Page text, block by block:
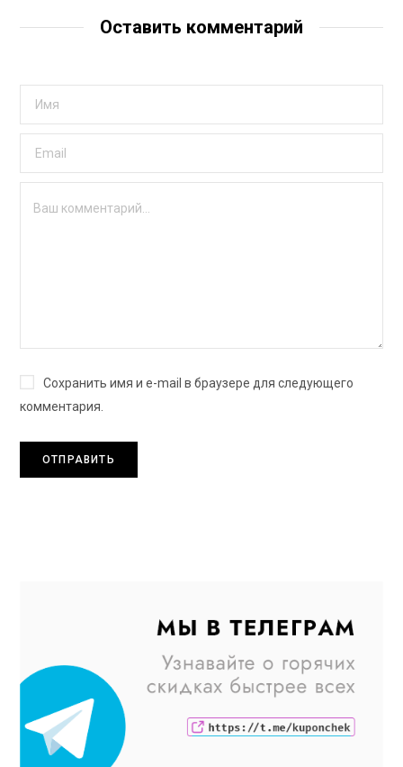
Оставить комментарий
Сохранить имя и e-mail в браузере для следующего
комментария.